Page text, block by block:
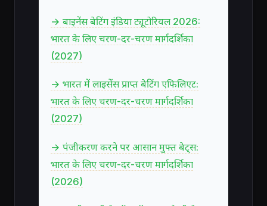
→ बाइनेंस बेटिंग इंडिया ट्यूटोरियल 2026:
भारत के लिए चरण-दर-चरण मार्गदर्शिका
(2027)
→ भारत में लाइसेंस प्राप्त बेटिंग एफिलिएट:
भारत के लिए चरण-दर-चरण मार्गदर्शिका
(2027)
→ पंजीकरण करने पर आसान मुफ्त बेट्स:
भारत के लिए चरण-दर-चरण मार्गदर्शिका
(2026)